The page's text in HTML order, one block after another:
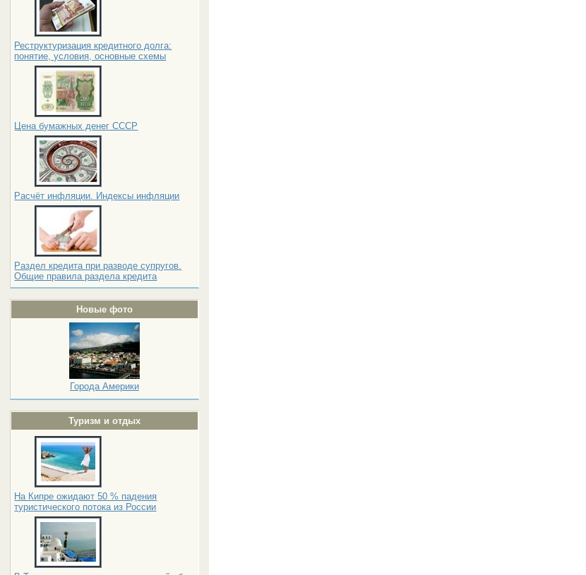
Реструктуризация кредитного долга:
понятие, условия, основные схемы
Цена бумажных денег СССР
Расчёт инфляции. Индексы инфляции
Раздел кредита при разводе супругов.
Общие правила раздела кредита
Новые фото
Города Америки
Туризм и отдых
На Кипре ожидают 50 % падения
туристического потока из России